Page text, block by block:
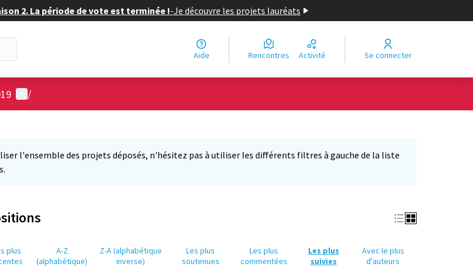
2. La période de vote est terminée !-Je découvre les projets lauréats
Aide Rencontres Activité Se connecter
Menu utilisateur
/
6
l'ensemble des projets déposés, n'hésitez pas à utiliser les différents filtres à gauche de la liste
plus
A-Z
(alphabétique)
Z-A (alphabétique
inverse)
Les plus
soutenues
Les plus
commentées
Les plus
suivies
Avec le plus
d'auteurs